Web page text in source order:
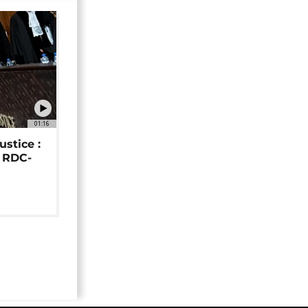
01:16
: